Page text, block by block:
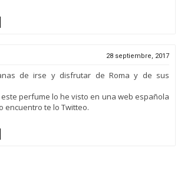
28 septiembre, 2017
de irse y disfrutar de Roma y de sus
perfume lo he visto en una web española
encuentro te lo Twitteo.